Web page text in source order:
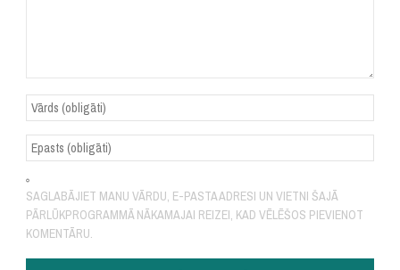
SAGLABĀJIET MANU VĀRDU, E-PASTA ADRESI UN VIETNI ŠAJĀ
PĀRLŪKPROGRAMMĀ NĀKAMAJAI REIZEI, KAD VĒLĒŠOS PIEVIENOT
KOMENTĀRU.